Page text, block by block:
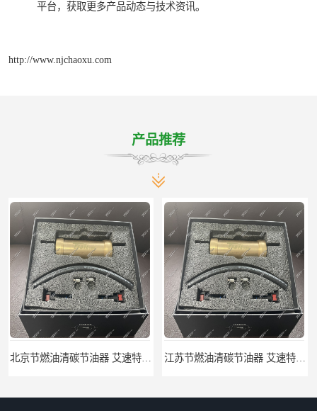
平台，获取更多产品动态与技术资讯。
http://www.njchaoxu.com
产品推荐